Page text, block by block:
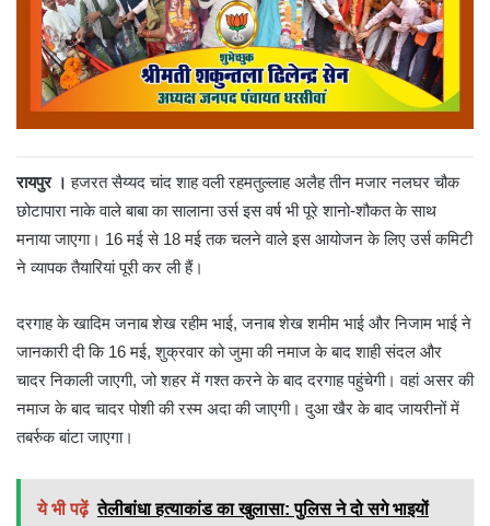
रायपुर । हजरत सैय्यद चांद शाह वली रहमतुल्लाह अलैह तीन मजार नलघर चौक
छोटापारा नाके वाले बाबा का सालाना उर्स इस वर्ष भी पूरे शानो-शौकत के साथ
मनाया जाएगा। 16 मई से 18 मई तक चलने वाले इस आयोजन के लिए उर्स कमिटी
ने व्यापक तैयारियां पूरी कर ली हैं।
दरगाह के खादिम जनाब शेख रहीम भाई, जनाब शेख शमीम भाई और निजाम भाई ने
जानकारी दी कि 16 मई, शुक्रवार को जुमा की नमाज के बाद शाही संदल और
चादर निकाली जाएगी, जो शहर में गश्त करने के बाद दरगाह पहुंचेगी। वहां असर की
नमाज के बाद चादर पोशी की रस्म अदा की जाएगी। दुआ खैर के बाद जायरीनों में
तबर्रुक बांटा जाएगा।
ये भी पढ़ें तेलीबांधा हत्याकांड का खुलासा: पुलिस ने दो सगे भाइयों